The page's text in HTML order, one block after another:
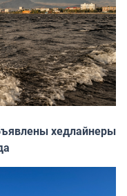
хедлайнеры